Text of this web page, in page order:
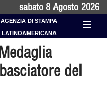
sabato 8 Agosto 2026
AGENZIA DI STAMPA
LATINOAMERICANA
del